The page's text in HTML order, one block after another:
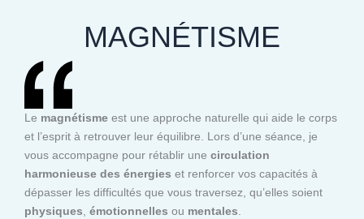
MAGNÉTISME
Le magnétisme est une approche naturelle qui aide le corps
et l’esprit à retrouver leur équilibre. Lors d’une séance, je
vous accompagne pour rétablir une circulation
harmonieuse des énergies et renforcer vos capacités à
dépasser les difficultés que vous traversez, qu’elles soient
physiques émotionnelles ou mentales